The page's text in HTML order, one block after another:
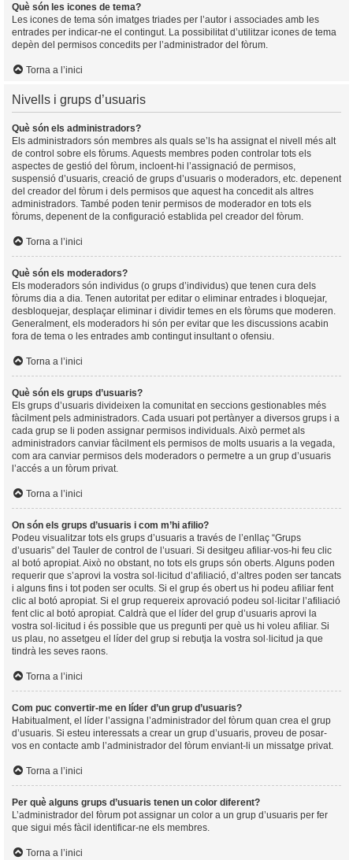
Què són les icones de tema?
Les icones de tema són imatges triades per l’autor i associades amb les
entrades per indicar-ne el contingut. La possibilitat d’utilitzar icones de tema
depèn del permisos concedits per l’administrador del fòrum.
Torna a l’inici
Nivells i grups d’usuaris
Què són els administradors?
Els administradors són membres als quals se’ls ha assignat el nivell més alt
de control sobre els fòrums. Aquests membres poden controlar tots els
aspectes de gestió del fòrum, incloent-hi l’assignació de permisos,
suspensió d’usuaris, creació de grups d’usuaris o moderadors, etc. depenent
del creador del fòrum i dels permisos que aquest ha concedit als altres
administradors. També poden tenir permisos de moderador en tots els
fòrums, depenent de la configuració establida pel creador del fòrum.
Torna a l’inici
Què són els moderadors?
Els moderadors són individus (o grups d’individus) que tenen cura dels
fòrums dia a dia. Tenen autoritat per editar o eliminar entrades i bloquejar,
desbloquejar, desplaçar eliminar i dividir temes en els fòrums que moderen.
Generalment, els moderadors hi són per evitar que les discussions acabin
fora de tema o les entrades amb contingut insultant o ofensiu.
Torna a l’inici
Què són els grups d’usuaris?
Els grups d’usuaris divideixen la comunitat en seccions gestionables més
fàcilment pels administradors. Cada usuari pot pertànyer a diversos grups i a
cada grup se li poden assignar permisos individuals. Això permet als
administradors canviar fàcilment els permisos de molts usuaris a la vegada,
com ara canviar permisos dels moderadors o permetre a un grup d’usuaris
l’accés a un fòrum privat.
Torna a l’inici
On són els grups d’usuaris i com m’hi afilio?
Podeu visualitzar tots els grups d’usuaris a través de l’enllaç “Grups
d’usuaris” del Tauler de control de l’usuari. Si desitgeu afiliar-vos-hi feu clic
al botó apropiat. Això no obstant, no tots els grups són oberts. Alguns poden
requerir que s’aprovi la vostra sol·licitud d’afiliació, d’altres poden ser tancats
i alguns fins i tot poden ser ocults. Si el grup és obert us hi podeu afiliar fent
clic al botó apropiat. Si el grup requereix aprovació podeu sol·licitar l’afiliació
fent clic al botó apropiat. Caldrà que el líder del grup d’usuaris aprovi la
vostra sol·licitud i és possible que us pregunti per què us hi voleu afiliar. Si
us plau, no assetgeu el líder del grup si rebutja la vostra sol·licitud ja que
tindrà les seves raons.
Torna a l’inici
Com puc convertir-me en líder d’un grup d’usuaris?
Habitualment, el líder l’assigna l’administrador del fòrum quan crea el grup
d’usuaris. Si esteu interessats a crear un grup d’usuaris, proveu de posar-
vos en contacte amb l’administrador del fòrum enviant-li un missatge privat.
Torna a l’inici
Per què alguns grups d’usuaris tenen un color diferent?
L’administrador del fòrum pot assignar un color a un grup d’usuaris per fer
que sigui més fàcil identificar-ne els membres.
Torna a l’inici